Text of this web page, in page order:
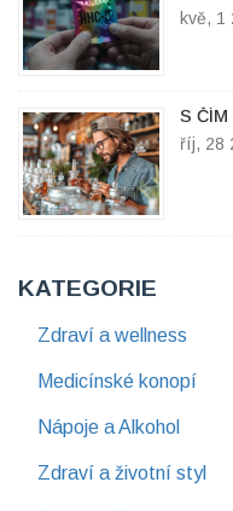
kvě, 1
S ČÍM
říj, 28
KATEGORIE
Zdraví a wellness
Medicínské konopí
Nápoje a Alkohol
Zdraví a životní styl